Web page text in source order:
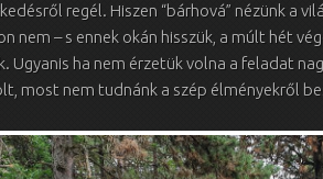
regél. Hiszen “bárhová” nézünk a
nem – s ennek okán hisszük, a múlt hét
Ugyanis ha nem érzetük volna a feladat
most nem tudnánk a szép élményekről